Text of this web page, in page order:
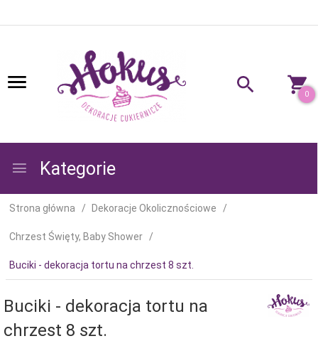
0
Kategorie
Strona główna Dekoracje Okolicznościowe
Chrzest Święty, Baby Shower
Buciki - dekoracja tortu na chrzest 8 szt.
Buciki - dekoracja tortu na
chrzest 8 szt.